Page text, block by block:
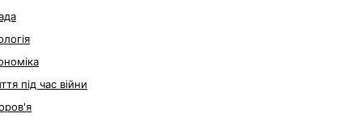
під час війни